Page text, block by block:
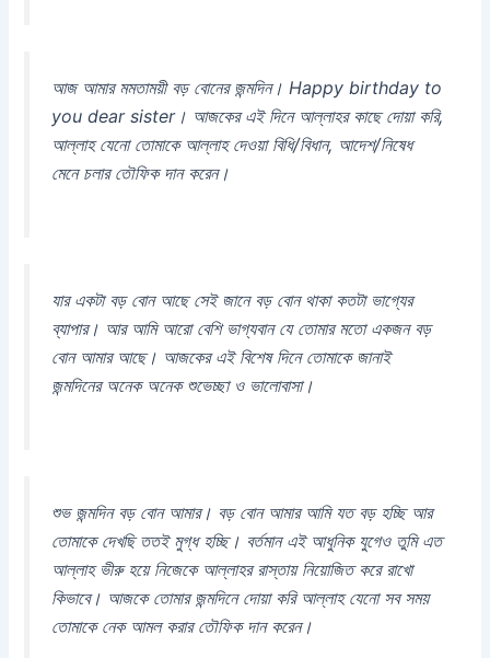
আজ আমার মমতাময়ী বড় বোনের জন্মদিন। Happy birthday to
you dear sister। আজকের এই দিনে আল্লাহর কাছে দোয়া করি,
আল্লাহ যেনো তোমাকে আল্লাহ দেওয়া বিধি/বিধান, আদেশ/নিষেধ
মেনে চলার তৌফিক দান করেন।
যার একটা বড় বোন আছে সেই জানে বড় বোন থাকা কতটা ভাগ্যের
ব্যাপার। আর আমি আরো বেশি ভাগ্যবান যে তোমার মতো একজন বড়
বোন আমার আছে। আজকের এই বিশেষ দিনে তোমাকে জানাই
জন্মদিনের অনেক অনেক শুভেচ্ছা ও ভালোবাসা।
শুভ জন্মদিন বড় বোন আমার। বড় বোন আমার আমি যত বড় হচ্ছি আর
তোমাকে দেখছি ততই মুগ্ধ হচ্ছি। বর্তমান এই আধুনিক যুগেও তুমি এত
আল্লাহ ভীরু হয়ে নিজেকে আল্লাহর রাস্তায় নিয়োজিত করে রাখো
কিভাবে। আজকে তোমার জন্মদিনে দোয়া করি আল্লাহ যেনো সব সময়
তোমাকে নেক আমল করার তৌফিক দান করেন।